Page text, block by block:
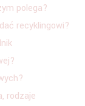
polega?
recyklingowi?
rodzaje